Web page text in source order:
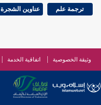
ترجمة علم عناوين الشجرة
وثيقة الخصوصية اتفاقية الخدمة